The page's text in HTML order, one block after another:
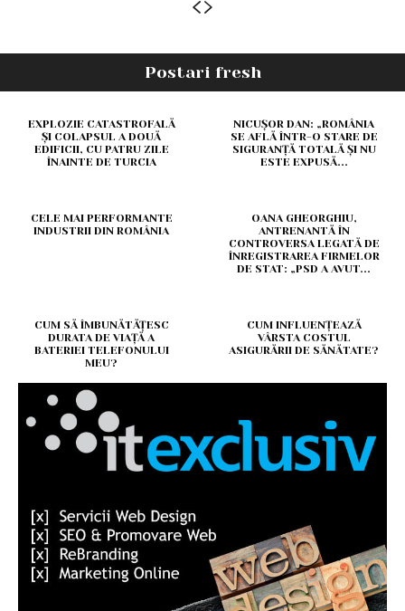
Postari fresh
EXPLOZIE CATASTROFALĂ
ȘI COLAPSUL A DOUĂ
EDIFICII, CU PATRU ZILE
ÎNAINTE DE TURCIA
NICUȘOR DAN: „ROMÂNIA
SE AFLĂ ÎNTR-O STARE DE
SIGURANȚĂ TOTALĂ ȘI NU
ESTE EXPUSĂ...
CELE MAI PERFORMANTE
INDUSTRII DIN ROMÂNIA
OANA GHEORGHIU,
ANTRENANTĂ ÎN
CONTROVERSA LEGATĂ DE
ÎNREGISTRAREA FIRMELOR
DE STAT: „PSD A AVUT...
CUM SĂ ÎMBUNĂTĂȚESC
DURATA DE VIAȚĂ A
BATERIEI TELEFONULUI
MEU?
CUM INFLUENȚEAZĂ
VÂRSTA COSTUL
ASIGURĂRII DE SĂNĂTATE?